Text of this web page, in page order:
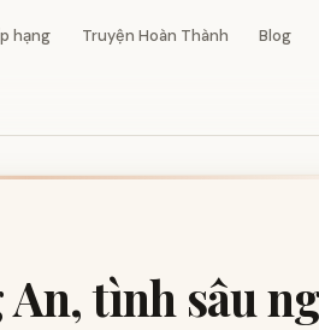
hạng Truyện Hoàn Thành Blog
tình sâu